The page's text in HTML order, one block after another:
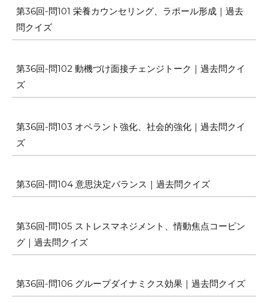
第36回-問101 栄養カウンセリング、ラポール形成｜過去
問クイズ
第36回-問102 動機づけ面接チェンジトーク｜過去問クイ
ズ
第36回-問103 オペラント強化、社会的強化｜過去問クイ
ズ
第36回-問104 意思決定バランス｜過去問クイズ
第36回-問105 ストレスマネジメント、情動焦点コーピン
グ｜過去問クイズ
第36回-問106 グループダイナミクス効果｜過去問クイズ